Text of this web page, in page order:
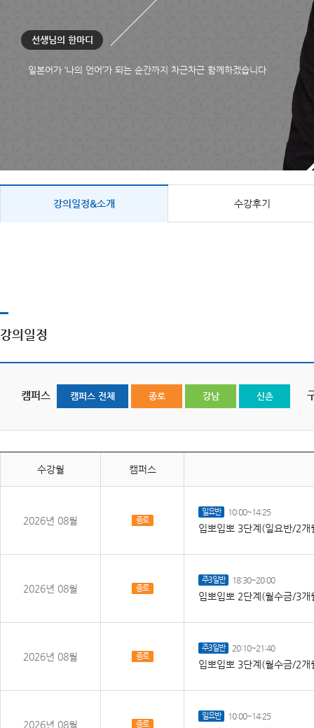
선생님의 한마디
일본어가 ‘나의 언어’가 되는 순간까지 차근차근 함께하겠습니다
강의일정&소개 수강후기
강의일정
캠퍼스 캠퍼스 전체 종로 강남 신촌
수강월 캠퍼스
2026년 08월 종로
일요반 10:00~14:25
입뽀입뽀 3단계(일요반/2개
2026년 08월 종로
주3일반 18:30~20:00
입뽀입뽀 2단계(월수금/3개
2026년 08월 종로
주3일반 20:10~21:40
입뽀입뽀 3단계(월수금/2개
2026년 08월 종로
일요반 10:00~14:25